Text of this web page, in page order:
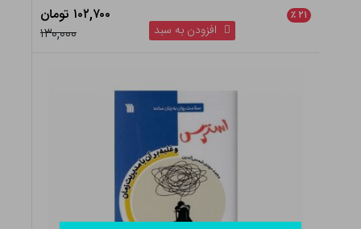
۲۱ ٪
۱۰۲,۷۰۰ تومان
۱۳۰,۰۰۰
افزودن به سبد